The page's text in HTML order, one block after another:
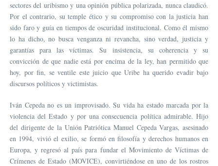
sectores del uribismo y una opinión pública polarizada, nunca claudicó.
Por el contrario, su temple ético y su compromiso con la justicia han
sido faro y guía en tiempos de oscuridad institucional. Como él mismo
lo ha dicho, no busca venganza ni revancha, sino verdad, justicia y
garantías para las víctimas. Su insistencia, su coherencia y su
convicción de que nadie está por encima de la ley, han permitido que
hoy, por fin, se ventile este juicio que Uribe ha querido evadir bajo
discursos políticos y victimistas.
Iván Cepeda no es un improvisado. Su vida ha estado marcada por la
violencia del Estado y por una consecuencia política admirable. Hijo
del dirigente de la Unión Patriótica Manuel Cepeda Vargas, asesinado
en 1994, vivió el exilio, se formó en filosofía y derechos humanos en
Europa, y regresó al país para fundar el Movimiento de Víctimas de
Crímenes de Estado (MOVICE), convirtiéndose en uno de los rostros